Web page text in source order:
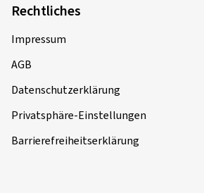
Rechtliches
Impressum
AGB
Datenschutzerklärung
Privatsphäre-Einstellungen
Barrierefreiheitserklärung